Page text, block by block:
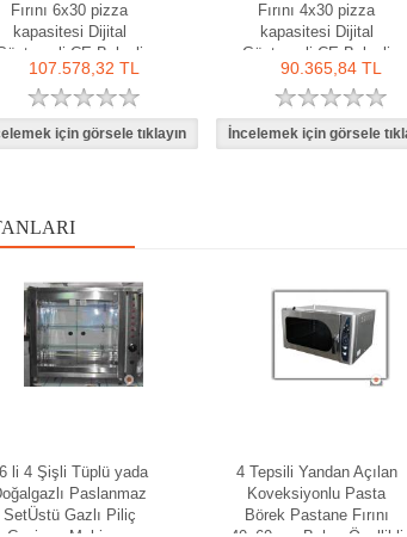
Fırını 6x30 pizza
kapasitesi Dijital
CE Belgeli
107.578,32 TL
Fırını 4x30 pizza
kapasitesi Dijital
Göstergeli CE Belgeli
90.365,84 TL
li 4 Şişli Tüplü yada
Paslanmaz
SetÜstü Gazlı Piliç
4 Tepsili Yandan Açılan
Koveksiyonlu Pasta
Börek Pastane Fırını